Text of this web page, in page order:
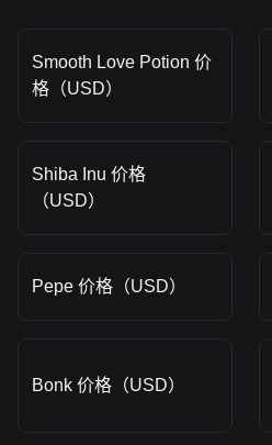
Smooth Love Potion 价
格（USD）
Shiba Inu 价格
（USD）
Pepe 价格（USD）
Bonk 价格（USD）